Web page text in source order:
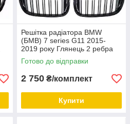
Решітка радіатора BMW
(БМВ) 7 series G11 2015-
2019 року Глянець 2 ребра
Ноздри BMW G11
Готово до відправки
2 750 ₴/комплект
Купити